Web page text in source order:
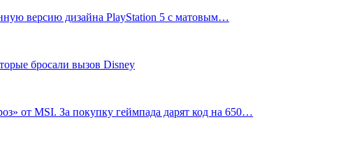
версию дизайна PlayStation 5 с матовым…
бросали вызов Disney
от MSI. За покупку геймпада дарят код на 650…